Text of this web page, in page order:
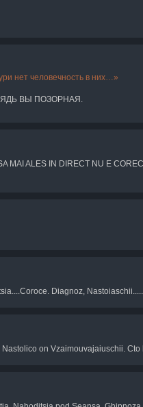
нет человечность в них
ВЫ ПОЗОРНАЯ.
MAI ALES IN DIRECT NU E
Diagnoz,
on Vzaimouvajaiuschii.